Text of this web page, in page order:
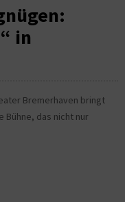
in
Bremerhaven bringt
Bühne, das nicht nur